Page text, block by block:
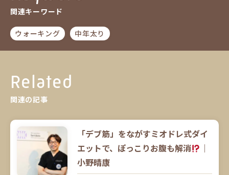
関連キーワード
ウォーキング 中年太り
Related
関連の記事
「デブ筋」をながすミオドレ式ダイ
エットで、ぽっこりお腹も解消
｜
小野晴康